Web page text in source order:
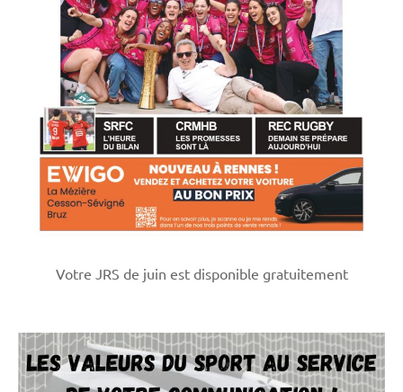
Votre JRS de juin est disponible gratuitement